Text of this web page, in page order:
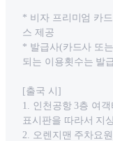
* 비자 프리미엄 카
스 제공
* 발급사(카드사 또
되는 이용횟수는 발
[출국 시]
1. 인천공항 3층 여
표시판을 따라서 지
2. 오렌지맨 주차요